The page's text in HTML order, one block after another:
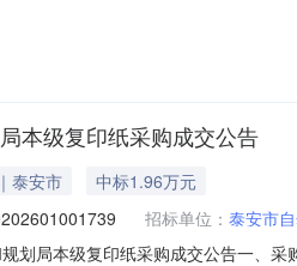
部2.000000370.000000元七、采
本级复印纸采购成交公告
泰安市
中标1.96万元
招标单位： 泰安市
划局本级复印纸采购成交公告一、